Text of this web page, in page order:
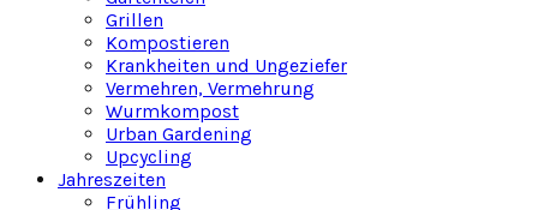
Grillen
Kompostieren
Krankheiten und Ungeziefer
Vermehren, Vermehrung
Wurmkompost
Urban Gardening
Upcycling
Jahreszeiten
Frühling